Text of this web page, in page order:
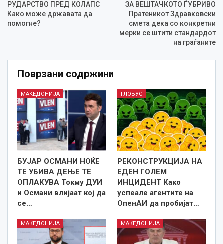
РУДАРСТВО ПРЕД КОЛАПС
Како може државата да
помогне?
ЗА ВЕШТАЧКОТО ЃУБРИВО
Пратеникот Здравковски
смета дека со конкретни
мерки се штити стандардот
на граѓаните
Поврзани содржини
МАКЕДОНИЈА
БУЈАР ОСМАНИ НОЌЕ
ТЕ УБИВА ДЕЊЕ ТЕ
ОПЛАКУВА Токму ДУИ
и Османи влијаат кој да
се…
ГЛОБУС
РЕКОНСТРУКЦИЈА НА
ЕДЕН ГОЛЕМ
ИНЦИДЕНТ Како
успеале агентите на
ОпенАИ да пробијат…
МАКЕДОНИЈА МАКЕДОНИЈА